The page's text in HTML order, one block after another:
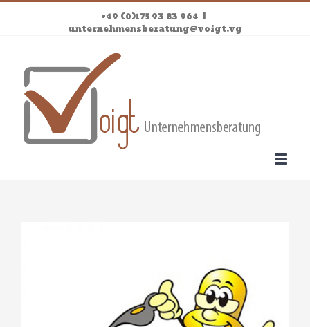
+49 (0)175 93 83 964 |
unternehmensberatung@voigt.vg